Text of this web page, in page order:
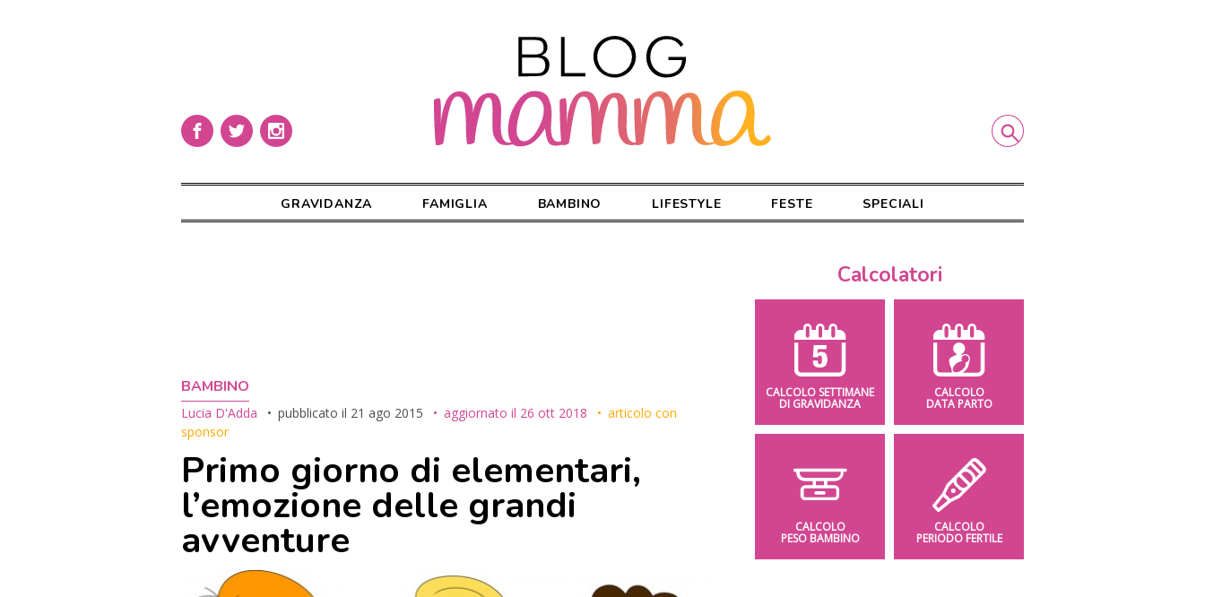
GRAVIDANZA FAMIGLIA BAMBINO LIFESTYLE FESTE SPECIALI
BAMBINO
Lucia D'Adda pubblicato il 21 ago 2015 aggiornato il 26 ott 2018
articolo con
sponsor
Primo giorno di elementari,
l’emozione delle grandi
avventure
Calcolatori
CALCOLO SETTIMANE
DI GRAVIDANZA
CALCOLO
DATA PARTO
CALCOLO
PESO BAMBINO
CALCOLO
PERIODO FERTILE